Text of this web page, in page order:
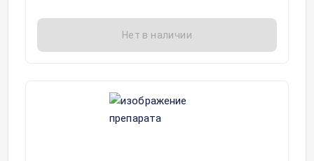
Нет в наличии